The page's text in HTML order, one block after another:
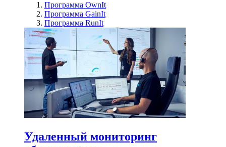
Программа OwnIt
Программа GainIt
Программа RunIt
Удаленный мониторинг